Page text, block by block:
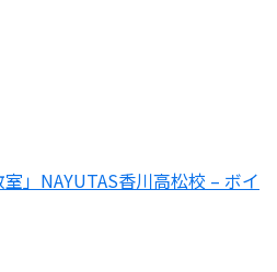
」NAYUTAS香川高松校 – ボイ